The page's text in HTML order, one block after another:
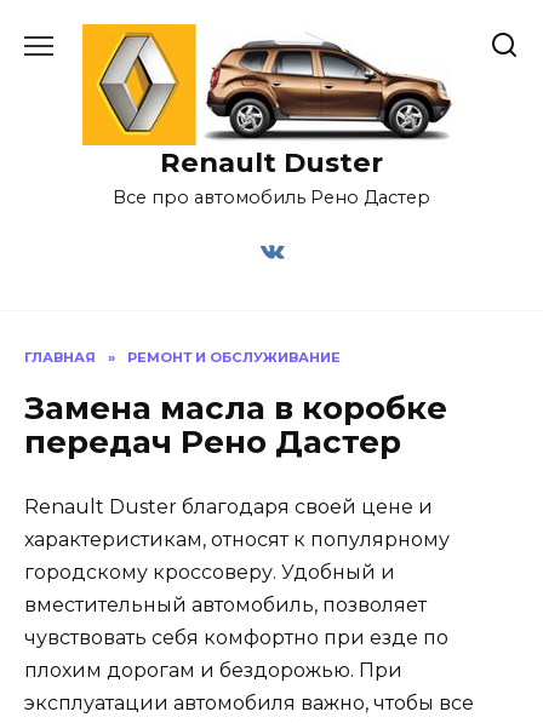
содержанию
Renault Duster
Все про автомобиль Рено Дастер
ГЛАВНАЯ » РЕМОНТ И ОБСЛУЖИВАНИЕ
Замена масла в коробке
передач Рено Дастер
Renault Duster благодаря своей цене и
характеристикам, относят к популярному
городскому кроссоверу. Удобный и
вместительный автомобиль, позволяет
чувствовать себя комфортно при езде по
плохим дорогам и бездорожью. При
эксплуатации автомобиля важно, чтобы все